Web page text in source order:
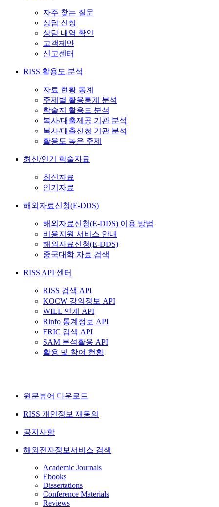
자주 찾는 질문
상담 신청
상담 내역 확인
고객제안
신고센터
RISS 활용도 분석
자료 현황 통계
주제별 활용통계 분석
학술지 활용도 분석
복사/대출제공 기관 분석
복사/대출신청 기관 분석
활용도 높은 주제
최신/인기 학술자료
최신자료
인기자료
해외자료신청(E-DDS)
해외자료신청(E-DDS) 이용 방법
비용지원 서비스 안내
해외자료신청(E-DDS)
중국대학 자료 검색
RISS API 센터
RISS 검색 API
KOCW 강의정보 API
WILL 연계 API
Rinfo 통계정보 API
FRIC 검색 API
SAM 분석활용 API
활용 및 참여 현황
원문뷰어 다운로드
RISS 개인정보 재동의
공지사항
해외전자정보서비스 검색
Academic Journals
Ebooks
Dissertations
Conference Materials
Reviews